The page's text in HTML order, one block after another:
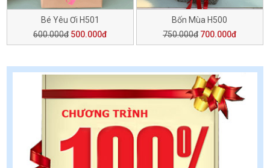
Bé Yêu Ơi H501
600.000đ 500.000đ
Bốn Mùa H500
750.000đ 700.000đ